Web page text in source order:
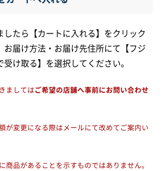
したら【カートに入れる】をクリック
お届け方法・お届け先住所にて【フジ
け取る】を選択してください。
ましてはご希望の店舗へ事前にお問い合わせ
が変更になる際はメールにて改めてご案内い
商品があることを示すものではありません。